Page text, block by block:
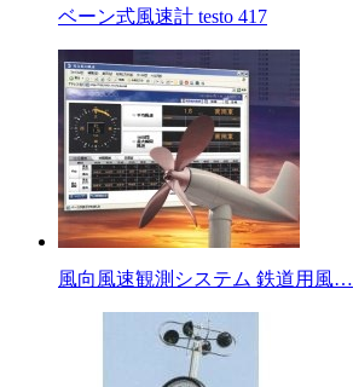
ベーン式風速計 testo 417
風向風速観測システム 鉄道用風…